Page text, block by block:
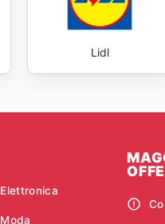
Lidl
Elettronica
Moda